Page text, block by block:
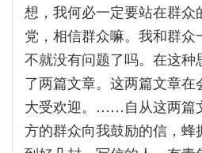
想，我何必一定要站在群
党，相信群众嘛。我和群
不就没有问题了吗。在这种
了两篇文章。这两篇文章
大受欢迎。……自从这两篇
方的群众向我鼓励的信，蜂